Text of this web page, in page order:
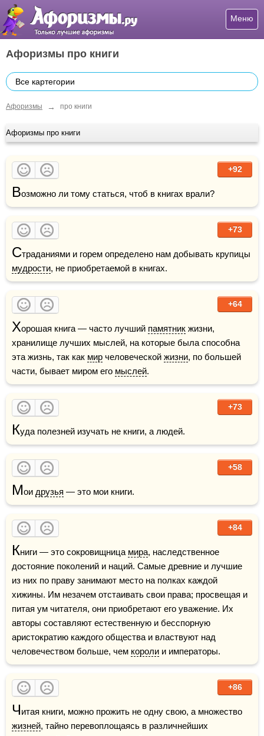
Меню
Афоризмы про книги
Все картегории
Афоризмы → про книги
Афоризмы про книги
+92
Возможно ли тому статься, чтоб в книгах врали?
+73
С
мудрости, не приобретаемой в книгах.
+64
Хорошая книга — часто лучший памятник жизни,
хранилище лучших мыслей, на которые была способна
эта жизнь, так как мир человеческой жизни, по большей
части, бывает миром его мыслей.
+73
Куда полезней изучать не книги, а людей.
+58
Мои друзья — это мои книги.
+84
Книги — это сокровищница мира, наследственное
достояние поколений и наций. Самые древние и лучшие
из них по праву занимают место на полках каждой
хижины. Им незачем отстаивать свои права; просвещая и
питая ум читателя, они приобретают его уважение. Их
авторы составляют естественную и бесспорную
аристократию каждого общества и властвуют над
человечеством больше, чем короли и императоры.
+86
Ч
жизней, тайно перевоплощаясь в различнейших